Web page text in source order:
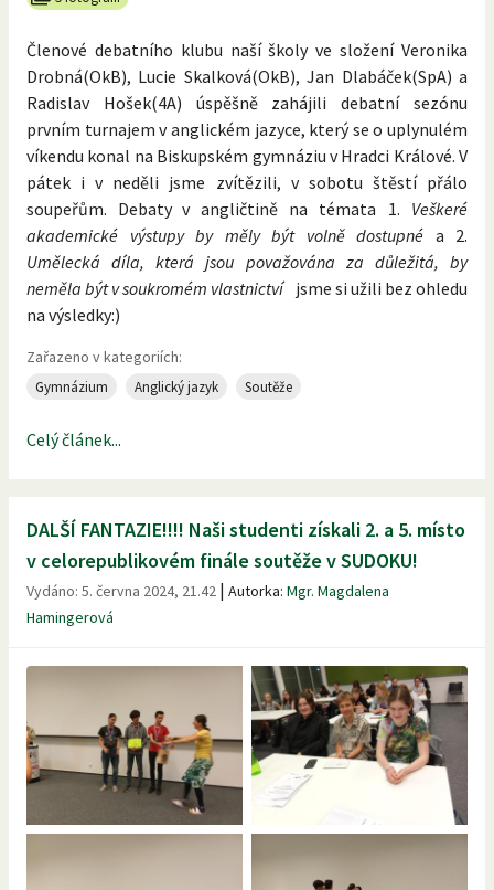
Členové debatního klubu naší školy ve složení Veronika
Drobná(OkB), Lucie Skalková(OkB), Jan Dlabáček(SpA) a
Radislav Hošek(4A) úspěšně zahájili debatní sezónu
prvním turnajem v anglickém jazyce, který se o uplynulém
víkendu konal na Biskupském gymnáziu v Hradci Králové. V
pátek i v neděli jsme zvítězili, v sobotu štěstí přálo
soupeřům. Debaty v angličtině na témata 1. Veškeré
akademické výstupy by měly být volně dostupné a 2.
Umělecká díla, která jsou považována za důležitá, by
neměla být v soukromém vlastnictví jsme si užili bez ohledu
na výsledky:)
Zařazeno v kategoriích:
Gymnázium Anglický jazyk Soutěže
Celý článek...
DALŠÍ FANTAZIE!!!! Naši studenti získali 2. a 5. místo
v celorepublikovém finále soutěže v SUDOKU!
Vydáno: 5. června 2024, 21.42 | Autorka: Mgr. Magdalena
Hamingerová